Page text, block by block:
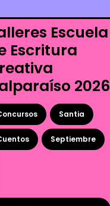
Escuela
Escritura
2026
Santia
Septiembre